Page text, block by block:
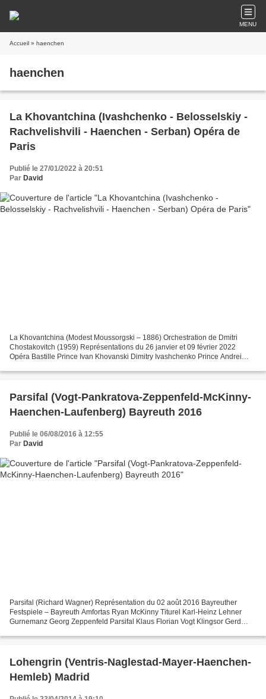
MENU
Accueil » haenchen
haenchen
La Khovantchina (Ivashchenko - Belosselskiy -
Rachvelishvili - Haenchen - Serban) Opéra de
Paris
Publié le 27/01/2022 à 20:51
Par David
La Khovantchina (Modest Moussorgski – 1886) Orchestration de Dmitri
Chostakovitch (1959) Représentations du 26 janvier et 09 février 2022
Opéra Bastille Prince Ivan Khovanski Dimitry Ivashchenko Prince Andrei
Parsifal (Vogt-Pankratova-Zeppenfeld-McKinny-
Haenchen-Laufenberg) Bayreuth 2016
Publié le 06/08/2016 à 12:55
Par David
Parsifal (Richard Wagner) Représentation du 02 août 2016 Bayreuther
Festspiele – Bayreuth Amfortas Ryan McKinny Titurel Karl-Heinz Lehner
Gurnemanz Georg Zeppenfeld Parsifal Klaus Florian Vogt Klingsor Gerd
Lohengrin (Ventris-Naglestad-Mayer-Haenchen-
Hemleb) Madrid